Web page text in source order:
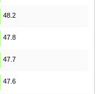
48.2
47.8
47.7
47.6